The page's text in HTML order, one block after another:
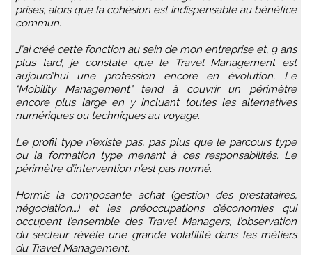
prises, alors que la cohésion est indispensable au bénéfice
commun.
J'ai créé cette fonction au sein de mon entreprise et, 9 ans
plus tard, je constate que le Travel Management est
aujourd’hui une profession encore en évolution. Le
"Mobility Management" tend à couvrir un périmètre
encore plus large en y incluant toutes les alternatives
numériques ou techniques au voyage.
Le profil type n’existe pas, pas plus que le parcours type
ou la formation type menant à ces responsabilités. Le
périmètre d’intervention n’est pas normé.
Hormis la composante achat (gestion des prestataires,
négociation…) et les préoccupations d’économies qui
occupent l’ensemble des Travel Managers, l’observation
du secteur révèle une grande volatilité dans les métiers
du Travel Management.